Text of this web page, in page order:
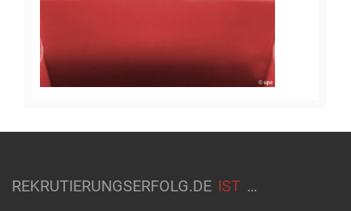
REKRUTIERUNGSERFOLG.DE IST …